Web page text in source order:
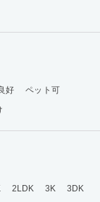
好
ペット可
2LDK 3K
3DK